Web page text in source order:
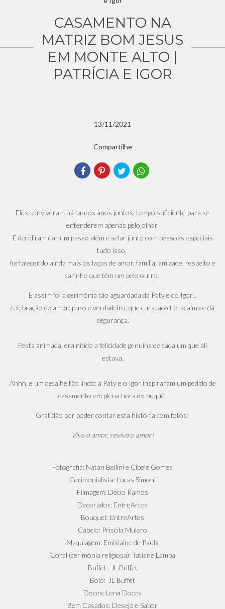
CASAMENTO NA
MATRIZ BOM JESUS
EM MONTE ALTO |
PATRÍCIA E IGOR
13/11/2021
Compartilhe
Eles conviveram há tantos anos juntos, tempo suficiente para se
entenderem apenas pelo olhar.
E decidiram dar um passo além e selar junto com pessoas especiais
tudo isso,
fortalecendo ainda mais os laços de amor, família, amizade, respeito e
carinho que têm um pelo outro.
E assim foi a cerimônia tão aguardada da Paty e do Igor...
celebração de amor: puro e verdadeiro, que cura, acolhe, acalma e dá
segurança.
Festa animada, era nítido a felicidade genuína de cada um que ali
estava.
Ahhh, e um detalhe tão lindo: a Paty e o Igor inspiraram um pedido de
casamento em plena hora do buquê!
Gratidão por poder contar esta história com fotos!
Viva o amor, reviva o amor!
Fotografia: Natan Bellini e Cibele Gomes
Cerimonialista: Lucas Simoni
Filmagem: Décio Ramos
Decorador: EntreArtes
Bouquet: EntreArtes
Cabelo: Priscila Mulero
Maquiagem: Emislaine de Paula
Coral (cerimônia religiosa): Tatiane Lampa
Buffet: JL Buffet
Bolo: JL Buffet
Doces: Lena Doces
Bem Casados: Desejo e Sabor